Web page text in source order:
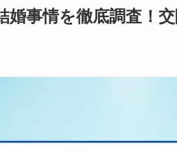
婚事情を徹底調査！